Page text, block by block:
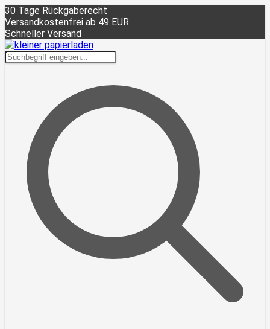
30 Tage Rückgaberecht
Versandkostenfrei ab 49 EUR
Schneller Versand